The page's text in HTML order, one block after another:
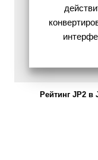
Рейтинг JP2 в